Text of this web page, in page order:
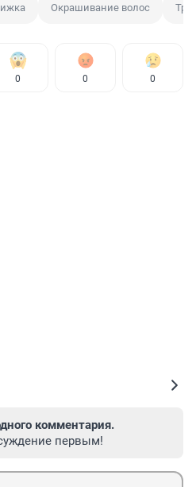
Окрашивание волос
0 0 0
комментария.
первым!